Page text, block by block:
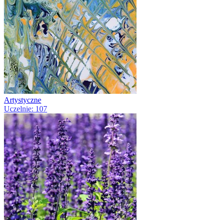
Artystyczne
Uczelnie: 107